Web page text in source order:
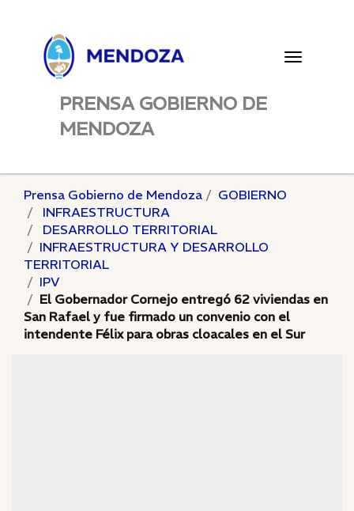
Toggle
PRENSA GOBIERNO DE
MENDOZA
Prensa Gobierno de Mendoza
GOBIERNO
INFRAESTRUCTURA
DESARROLLO TERRITORIAL
INFRAESTRUCTURA Y DESARROLLO
TERRITORIAL
IPV
El Gobernador Cornejo entregó 62 viviendas en
San Rafael y fue firmado un convenio con el
intendente Félix para obras cloacales en el Sur